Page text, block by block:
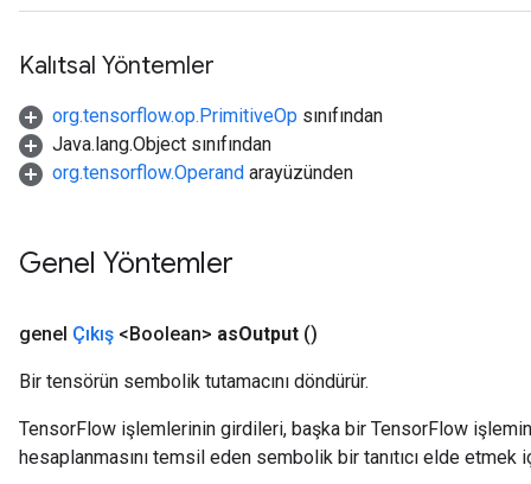
Kalıtsal Yöntemler
org.tensorflow.op.PrimitiveOp sınıfından
Java.lang.Object sınıfından
org.tensorflow.Operand arayüzünden
Genel Yöntemler
genel Çıkış <Boolean> asOutput ()
Bir tensörün sembolik tutamacını döndürür.
TensorFlow işlemlerinin girdileri, başka bir TensorFlow
hesaplanmasını temsil eden sembolik bir tanıtıcı elde etmek